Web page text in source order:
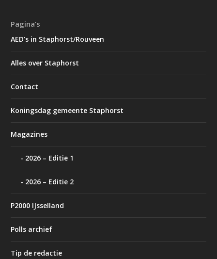
Pagina’s
AED’s in Staphorst/Rouveen
Alles over Staphorst
Contact
Koningsdag gemeente Staphorst
Magazines
2026 – Editie 1
2026 – Editie 2
P2000 IJsselland
Polls archief
Tip de redactie